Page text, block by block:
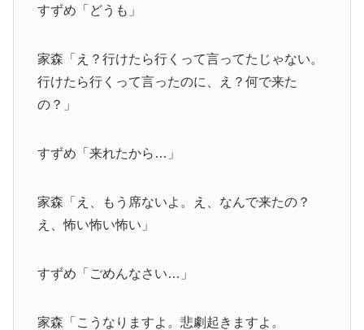
すずめ「どうも」
家森「え？行けたら行くって言ってたじゃない。
行けたら行くって言ったのに、え？何で来た
の？」
すずめ「来れたから…」
家森「え、もう席ないよ。え、なんで来たの？
え、怖い怖い怖い」
すずめ「ごめんなさい…」
家森「こうなりますよ。悲劇起きますよ。